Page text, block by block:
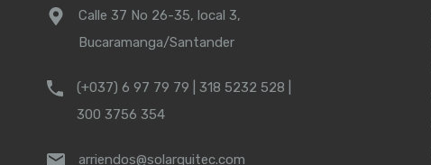
Calle 37 No 26-35, local 3,
Bucaramanga/Santander
(+037) 6 97 79 79 | 318 5232 528 |
300 3756 354
arriendos@solarquitec.com